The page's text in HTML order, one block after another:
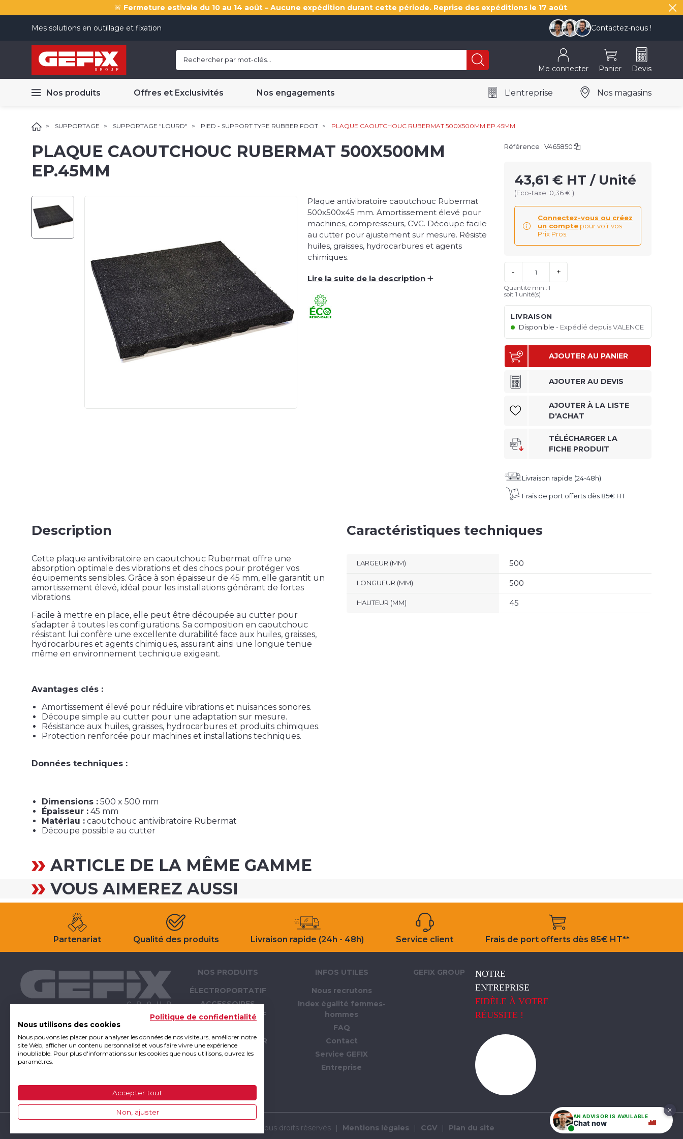
🚨 Fermeture estivale du 10 au 14 août – Aucune expédition durant cette période. Reprise des expéditions le 17 août.
Mes solutions en outillage et fixation Contactez-nous !
Me connecter Panier Devis
Nos produits Offres et Exclusivités Nos engagements L'entreprise Nos magasins
SUPPORTAGE SUPPORTAGE "LOURD" PIED - SUPPORT TYPE RUBBER FOOT PLAQUE CAOUTCHOUC RUBERMAT 500X500MM EP.45MM
PLAQUE CAOUTCHOUC RUBERMAT 500X500MM
EP.45MM
Plaque antivibratoire caoutchouc Rubermat
500x500x45 mm. Amortissement élevé pour
machines, compresseurs, CVC. Découpe facile
au cutter pour ajustement sur mesure. Résiste
huiles, graisses, hydrocarbures et agents
chimiques.
Lire la suite de la description +
Référence : V465850
43,61 € HT / Unité
(Eco-taxe: 0,36 € )
Connectez-vous ou créez
un compte pour voir vos
Prix Pros.
- +
Quantité min : 1
soit 1 unité(s)
LIVRAISON
Disponible
Expédié depuis VALENCE
AJOUTER AU PANIER
AJOUTER AU DEVIS
AJOUTER À LA LISTE
D'ACHAT
TÉLÉCHARGER LA
FICHE PRODUIT
Livraison rapide (24-48h)
Frais de port offerts dès 85€ HT
Description
Cette plaque antivibratoire en caoutchouc Rubermat offre une
absorption optimale des vibrations et des chocs pour protéger vos
équipements sensibles. Grâce à son épaisseur de 45 mm, elle garantit un
amortissement élevé, idéal pour les installations générant de fortes
vibrations.
Facile à mettre en place, elle peut être découpée au cutter pour
s’adapter à toutes les configurations. Sa composition en caoutchouc
résistant lui confère une excellente durabilité face aux huiles, graisses,
hydrocarbures et agents chimiques, assurant ainsi une longue tenue
même en environnement technique exigeant.
Avantages clés :
Amortissement élevé pour réduire vibrations et nuisances sonores.
Découpe simple au cutter pour une adaptation sur mesure.
Résistance aux huiles, graisses, hydrocarbures et produits chimiques.
Protection renforcée pour machines et installations techniques.
Données techniques :
Dimensions : 500 x 500 mm
Épaisseur : 45 mm
Matériau : caoutchouc antivibratoire Rubermat
Découpe possible au cutter
Caractéristiques techniques
LARGEUR (MM) 500
LONGUEUR (MM) 500
HAUTEUR (MM) 45
ARTICLE DE LA MÊME GAMME
VOUS AIMEREZ AUSSI
Partenariat Qualité des produits Livraison rapide (24h - 48h) Service client Frais de port offerts dès 85€ HT**
NOS PRODUITS
ÉLECTROPORTATIF
ACCESSOIRES
ÉLECTROPORTATIF
ATELIER - CHANTIER
EPI
INFOS UTILES
Nous recrutons
Index égalité femmes-
hommes
FAQ
Contact
Service GEFIX
Entreprise
GEFIX GROUP
NOTRE
ENTREPRISE
FIDÈLE À VOTRE
RÉUSSITE !
GEFIX Group 2019 - Tous droits réservés | Mentions légales | CGV | Plan du site
AN ADVISOR IS AVAILABLE
Chat now
Politique de confidentialité
Nous utilisons des cookies
Nous pouvons les placer pour analyser les données de nos visiteurs, améliorer notre
site Web, afficher un contenu personnalisé et vous faire vivre une expérience
inoubliable. Pour plus d'informations sur les cookies que nous utilisons, ouvrez les
paramètres.
Accepter tout
Non, ajuster